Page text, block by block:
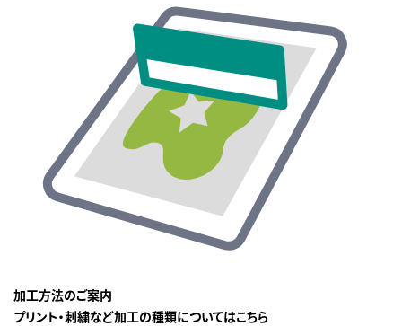
加工方法のご案内
プリント・刺繍など加工の種類についてはこちら